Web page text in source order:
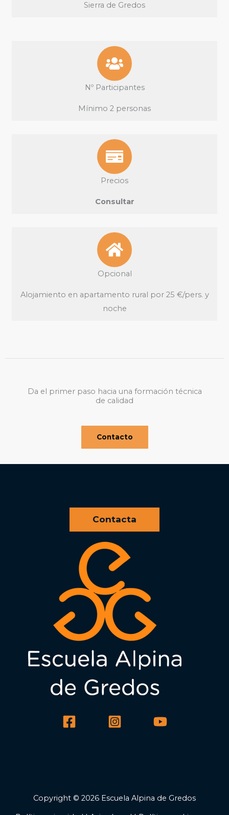
Sierra de Gredos
Nº Participantes
Mínimo 2 personas
Precios
Consultar
Opcional
Alojamiento en apartamento rural por 25 €/pers. y
noche
Da el primer paso hacia una formación técnica
de calidad
Contacto
Contacta
Copyright © 2026 Escuela Alpina de Gredos